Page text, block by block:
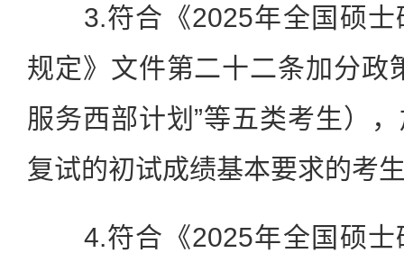
3.符合《2025年全国硕士
规定》文件第二十二条加分政
服务西部计划”等五类考生）
复试的初试成绩基本要求的考
4.符合《2025年全国硕士